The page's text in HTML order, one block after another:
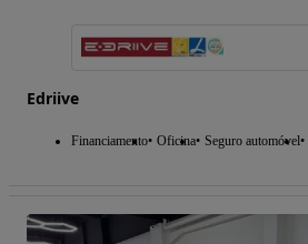
Edriive
Financiamento Oficina Seguro automóvel